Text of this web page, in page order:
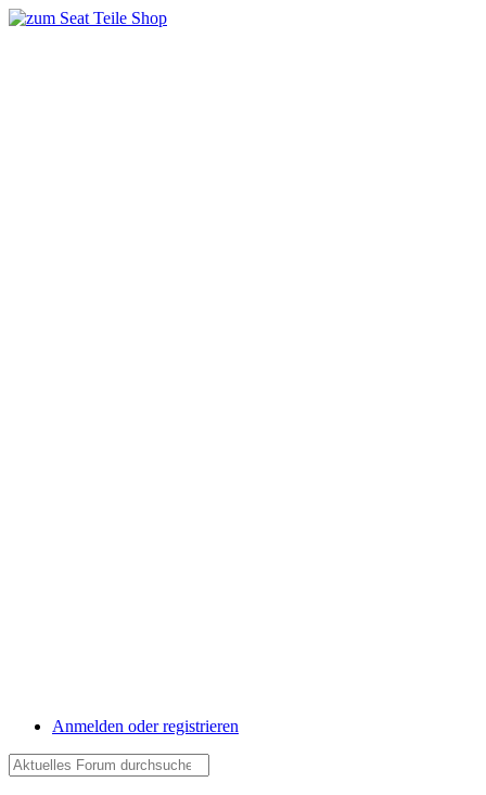
Anmelden oder registrieren